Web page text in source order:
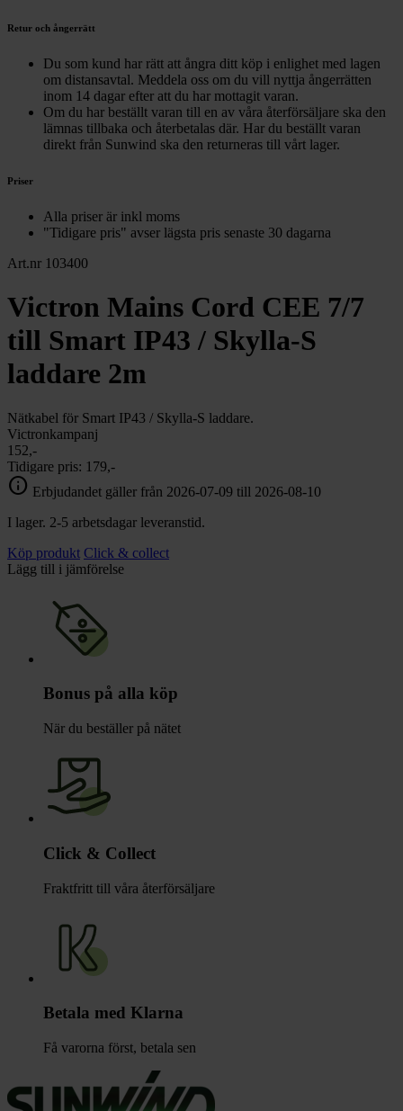
Retur och ångerrätt
Du som kund har rätt att ångra ditt köp i enlighet med lagen
om distansavtal. Meddela oss om du vill nyttja ångerrätten
inom 14 dagar efter att du har mottagit varan.
Om du har beställt varan till en av våra återförsäljare ska den
lämnas tillbaka och återbetalas där. Har du beställt varan
direkt från Sunwind ska den returneras till vårt lager.
Priser
Alla priser är inkl moms
"Tidigare pris" avser lägsta pris senaste 30 dagarna
Art.nr 103400
Victron Mains Cord CEE 7/7
till Smart IP43 / Skylla-S
laddare 2m
Nätkabel för Smart IP43 / Skylla-S laddare.
Victronkampanj
152,-
Tidigare pris: 179,-
info Erbjudandet gäller från 2026-07-09 till 2026-08-10
I lager. 2-5 arbetsdagar leveranstid.
Köp produkt Click & collect
Lägg till i jämförelse
Bonus på alla köp
När du beställer på nätet
Click & Collect
Fraktfritt till våra återförsäljare
Betala med Klarna
Få varorna först, betala sen